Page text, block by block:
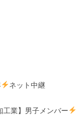
ネット中継
工業】男子メンバー